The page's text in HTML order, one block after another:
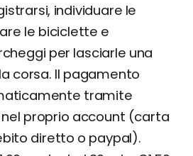
individuare le
le biciclette e
per lasciarle una
corsa. Il pagamento
tramite
proprio account (carta
diretto o paypal).